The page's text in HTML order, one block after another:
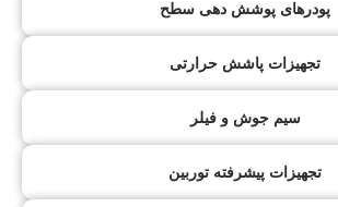
پودرهای پوشش دهی سطح
تجهیزات پاشش حرارتی
سیم جوش و فیلر
تجهیزات پیشرفته توربین